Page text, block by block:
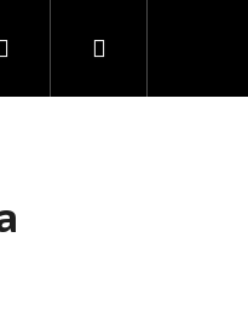
F3 kolekce
PřihlášeníNákupní